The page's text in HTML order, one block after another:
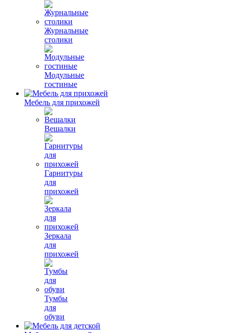
Журнальные
столики
Модульные
гостиные
Мебель для прихожей
Вешалки
Гарнитуры
для
прихожей
Зеркала
для
прихожей
Тумбы
для
обуви